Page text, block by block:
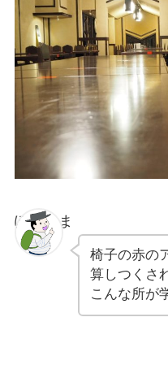
ぽちゃま
椅子の赤の
算しつくさ
こんな所が